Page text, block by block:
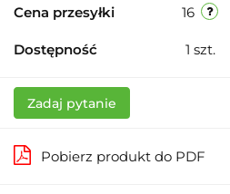
Cena przesyłki 16
Dostępność 1 szt.
Zadaj pytanie
Pobierz produkt do PDF